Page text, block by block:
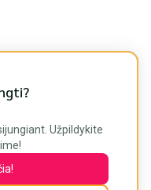
Užpildykite